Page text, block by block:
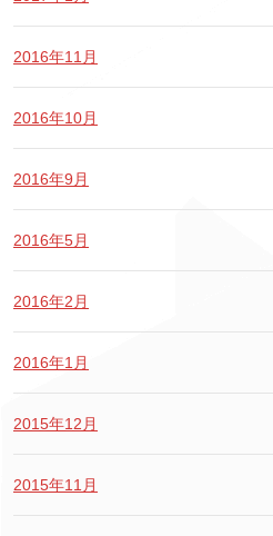
2016年11月
2016年10月
2016年9月
2016年5月
2016年2月
2016年1月
2015年12月
2015年11月